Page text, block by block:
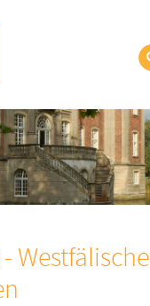
Westfälische